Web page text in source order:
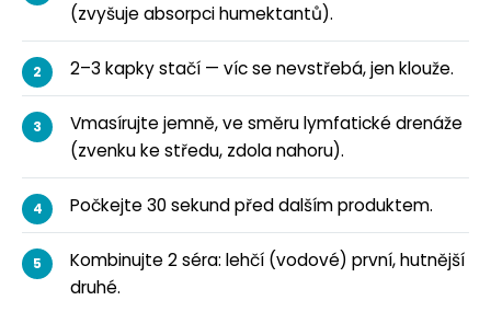
(zvyšuje absorpci humektantů).
2–3 kapky stačí — víc se nevstřebá, jen klouže.
Vmasírujte jemně, ve směru lymfatické drenáže
(zvenku ke středu, zdola nahoru).
Počkejte 30 sekund před dalším produktem.
Kombinujte 2 séra: lehčí (vodové) první, hutnější
druhé.